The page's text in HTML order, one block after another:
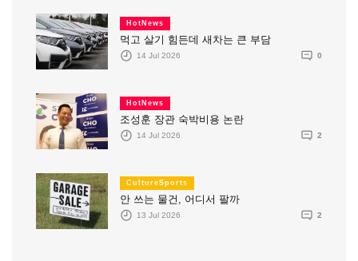
HotNews
먹고 살기 힘든데 새차는 큰 부담
14 Jul 2026 0
HotNews
조성훈 장관 숙박비용 논란
14 Jul 2026 2
CultureSports
안 쓰는 물건, 어디서 팔까
13 Jul 2026 2